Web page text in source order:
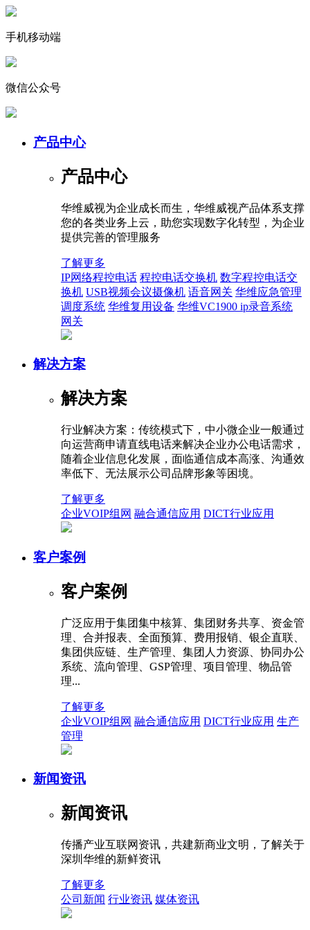
手机移动端
微信公众号
产品中心
产品中心
华维威视为企业成长而生，华维威视产品体系支撑
您的各类业务上云，助您实现数字化转型，为企业
提供完善的管理服务
了解更多
IP网络程控电话 程控电话交换机 数字程控电话交
换机 USB视频会议摄像机 语音网关 华维应急管理
调度系统 华维复用设备 华维VC1900 ip录音系统
网关
解决方案
解决方案
行业解决方案：传统模式下，中小微企业一般通过
向运营商申请直线电话来解决企业办公电话需求，
随着企业信息化发展，面临通信成本高涨、沟通效
率低下、无法展示公司品牌形象等困境。
了解更多
企业VOIP组网 融合通信应用 DICT行业应用
客户案例
客户案例
广泛应用于集团集中核算、集团财务共享、资金管
理、合并报表、全面预算、费用报销、银企直联、
集团供应链、生产管理、集团人力资源、协同办公
系统、流向管理、GSP管理、项目管理、物品管
理...
了解更多
企业VOIP组网 融合通信应用 DICT行业应用 生产
管理
新闻资讯
新闻资讯
传播产业互联网资讯，共建新商业文明，了解关于
深圳华维的新鲜资讯
了解更多
公司新闻 行业资讯 媒体资讯